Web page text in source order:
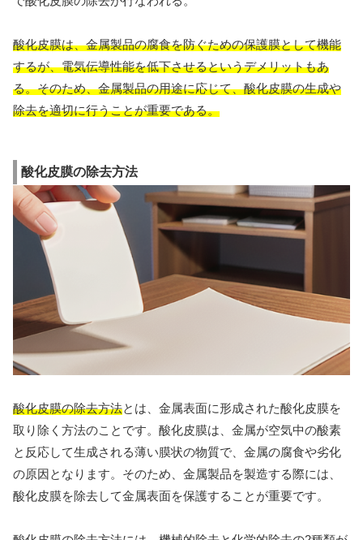
酸化皮膜は、金属製品の腐食を防ぐための保護膜として機能
するが、電気伝導性能を低下させるというデメリットもあ
る。そのため、金属製品の用途に応じて、酸化皮膜の生成や
除去を適切に行うことが重要である。
酸化皮膜の除去方法
酸化皮膜の除去方法とは、金属表面に形成された酸化皮膜を
取り除く方法のことです。酸化皮膜は、金属が空気中の酸素
と反応して生成される薄い膜状の物質で、金属の腐食や劣化
の原因となります。そのため、金属製品を製造する際には、
酸化皮膜を除去して金属表面を保護することが重要です。